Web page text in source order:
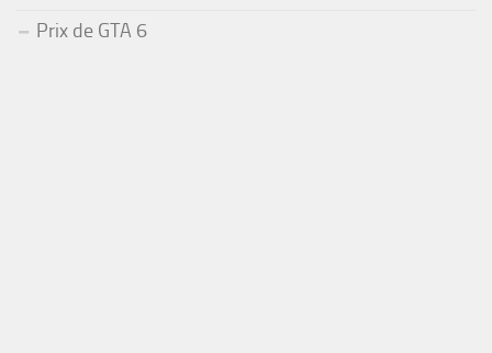
Prix de GTA 6